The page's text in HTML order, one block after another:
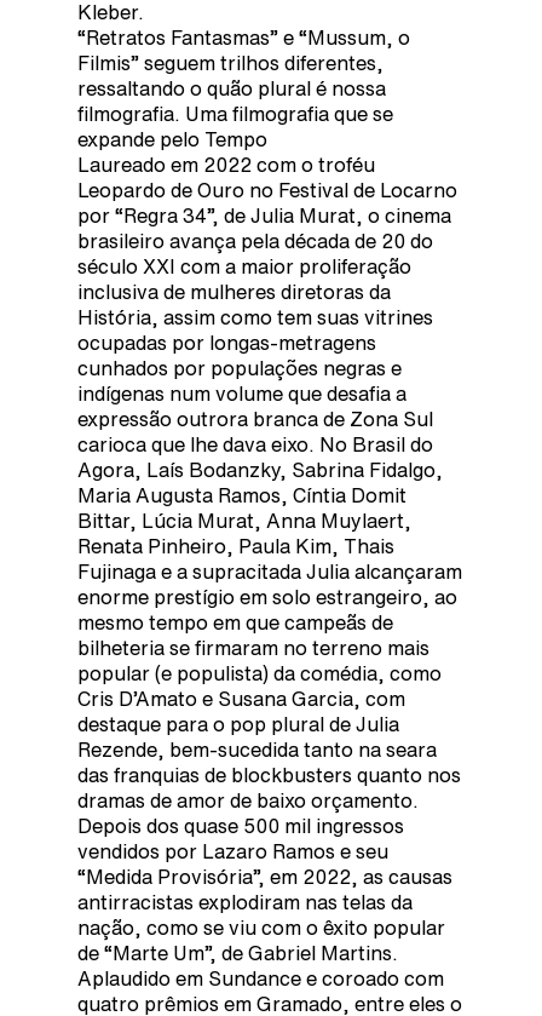
Kleber.
“Retratos Fantasmas” e “Mussum, o
Filmis” seguem trilhos diferentes,
ressaltando o quão plural é nossa
filmografia. Uma filmografia que se
expande pelo Tempo
Laureado em 2022 com o troféu
Leopardo de Ouro no Festival de Locarno
por “Regra 34”, de Julia Murat, o cinema
brasileiro avança pela década de 20 do
século XXI com a maior proliferação
inclusiva de mulheres diretoras da
História, assim como tem suas vitrines
ocupadas por longas-metragens
cunhados por populações negras e
indígenas num volume que desafia a
expressão outrora branca de Zona Sul
carioca que lhe dava eixo. No Brasil do
Agora, Laís Bodanzky, Sabrina Fidalgo,
Maria Augusta Ramos, Cíntia Domit
Bittar, Lúcia Murat, Anna Muylaert,
Renata Pinheiro, Paula Kim, Thais
Fujinaga e a supracitada Julia alcançaram
enorme prestígio em solo estrangeiro, ao
mesmo tempo em que campeãs de
bilheteria se firmaram no terreno mais
popular (e populista) da comédia, como
Cris D’Amato e Susana Garcia, com
destaque para o pop plural de Julia
Rezende, bem-sucedida tanto na seara
das franquias de blockbusters quanto nos
dramas de amor de baixo orçamento.
Depois dos quase 500 mil ingressos
vendidos por Lazaro Ramos e seu
“Medida Provisória”, em 2022, as causas
antirracistas explodiram nas telas da
nação, como se viu com o êxito popular
de “Marte Um”, de Gabriel Martins.
Aplaudido em Sundance e coroado com
quatro prêmios em Gramado, entre eles o